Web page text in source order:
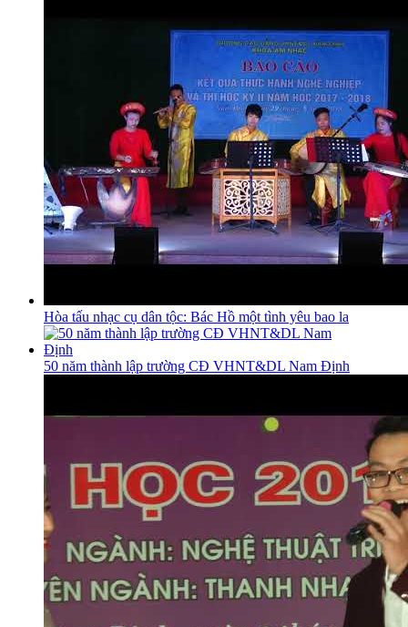
Hòa tấu nhạc cụ dân tộc: Bác Hồ một tình yêu bao la
50 năm thành lập trường CĐ VHNT&DL Nam Định